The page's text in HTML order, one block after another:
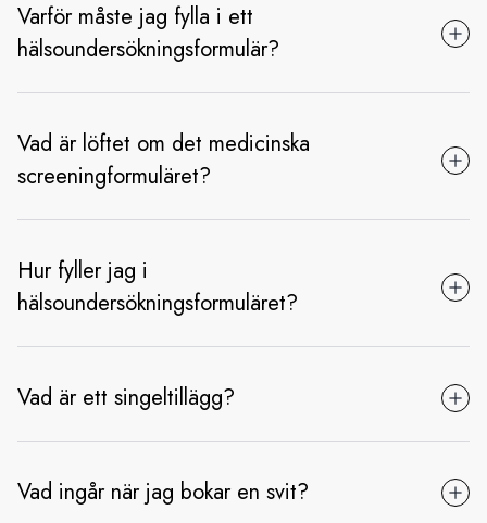
Varför måste jag fylla i ett
hälsoundersökningsformulär?
Vad är löftet om det medicinska
screeningformuläret?
Hur fyller jag i
hälsoundersökningsformuläret?
Vad är ett singeltillägg?
Vad ingår när jag bokar en svit?